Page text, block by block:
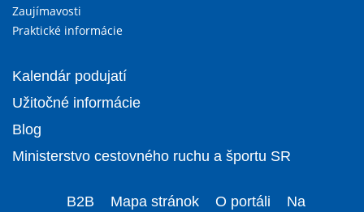
Zaujímavosti
Praktické informácie
Kalendár podujatí
Užitočné informácie
Blog
Ministerstvo cestovného ruchu a športu SR
B2B Mapa stránok O portáli
Na